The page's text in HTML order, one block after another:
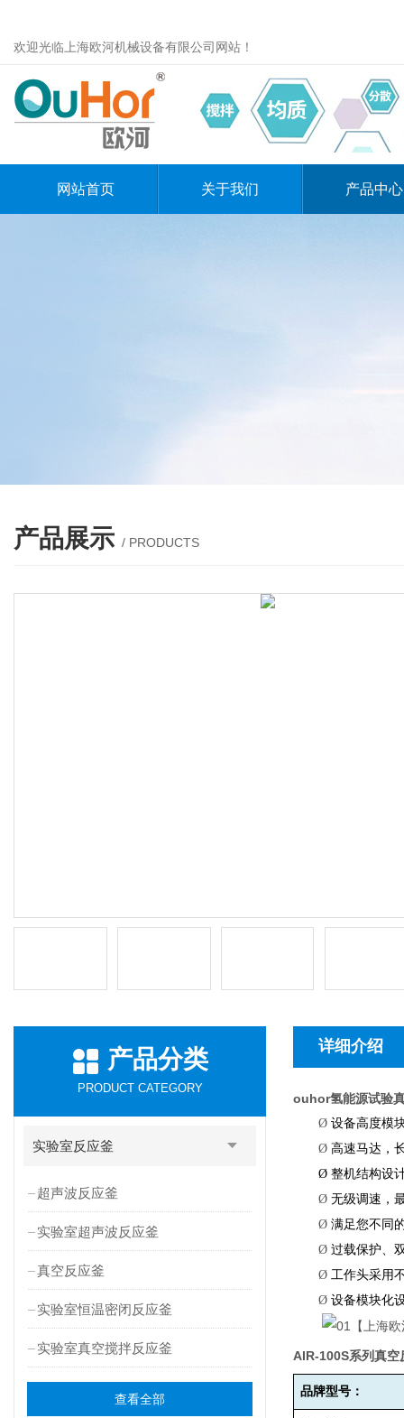
欢迎光临上海欧河机械设备有限公司网站！
网站首页 关于我们 产品中心
产品展示 / PRODUCTS
产品分类
PRODUCT CATEGORY
实验室反应釜
超声波反应釜
实验室超声波反应釜
真空反应釜
实验室恒温密闭反应釜
实验室真空搅拌反应釜
查看全部
详细介绍
ouhor氢能源试验
Ø 设备高度模
Ø 高速马达，
Ø 整机结构设
Ø 无级调速，
Ø 满足您不同
Ø 过载保护、
Ø 工作头采用
Ø 设备模块化
AIR-100S系列真空
品牌型号：